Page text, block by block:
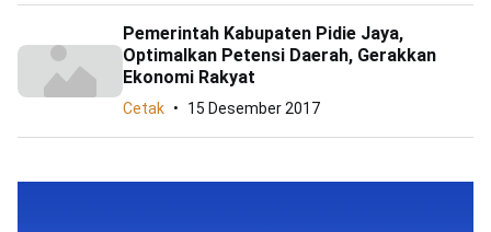
Pemerintah Kabupaten Pidie Jaya,
Optimalkan Petensi Daerah, Gerakkan
Ekonomi Rakyat
Cetak 15 Desember 2017